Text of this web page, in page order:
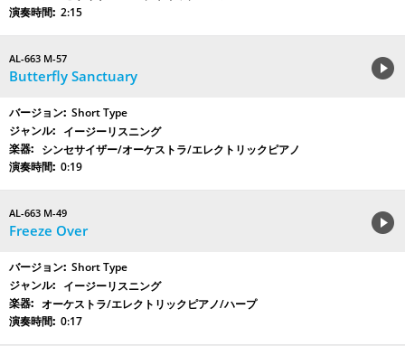
2:15
AL-663 M-57
Butterfly Sanctuary
Short Type
イージーリスニング
シンセサイザー/オーケストラ/エレクトリックピアノ
0:19
AL-663 M-49
Freeze Over
Short Type
イージーリスニング
オーケストラ/エレクトリックピアノ/ハープ
0:17